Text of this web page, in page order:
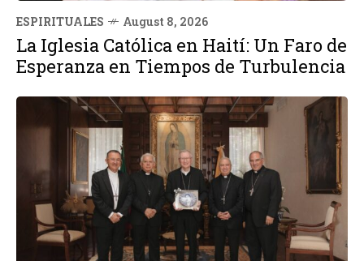
ESPIRITUALES August 8, 2026
La Iglesia Católica en Haití: Un Faro de
Esperanza en Tiempos de Turbulencia